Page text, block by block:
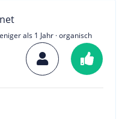
als 1 Jahr · organisch